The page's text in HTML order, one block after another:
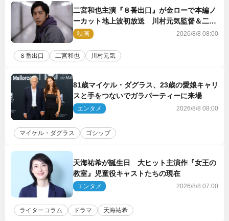
二宮和也主演『８番出口』が金ローで本編ノ
ーカット地上波初放送 川村元気監督＆二宮
コメント到着
映画 2026/8/8 08:00
８番出口 二宮和也 川村元気
81歳マイケル・ダグラス、23歳の愛娘キャリ
スと手をつないでガラパーティーに来場
エンタメ 2026/8/8 08:00
マイケル・ダグラス ゴシップ
天海祐希が誕生日 大ヒット主演作『女王の
教室』児童役キャストたちの現在
エンタメ 2026/8/8 07:00
ライターコラム ドラマ 天海祐希